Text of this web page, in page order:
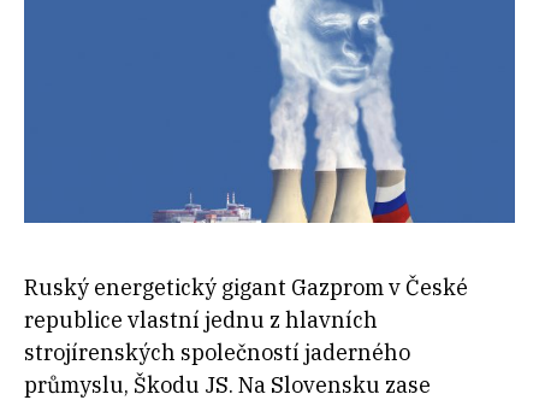
Ruský energetický gigant Gazprom v České
republice vlastní jednu z hlavních
strojírenských společností jaderného
průmyslu, Škodu JS. Na Slovensku zase